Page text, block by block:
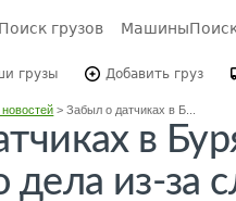
Поиск грузов Машины
грузы Добавить груз
>Забыл о датчиках в Б...
в
дела из-за